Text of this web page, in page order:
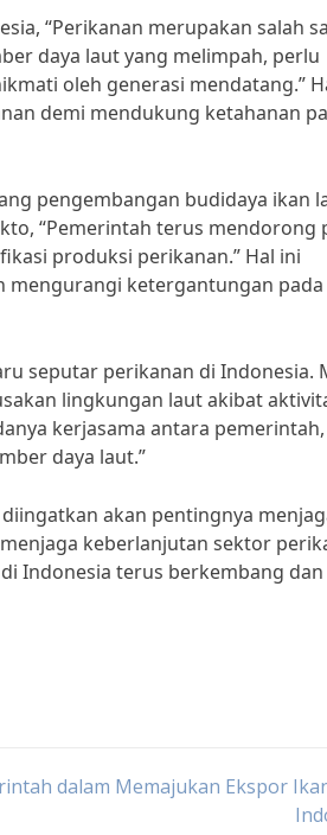
“Perikanan merupakan salah
daya laut yang melimpah, perlu
oleh generasi mendatang.”
demi mendukung ketahanan
pengembangan budidaya ikan
“Pemerintah terus mendorong
produksi perikanan.” Hal ini
mengurangi ketergantungan
seputar perikanan di Indonesia.
lingkungan laut akibat
kerjasama antara pemerintah,
daya laut.”
akan pentingnya
keberlanjutan sektor
Indonesia terus berkembang dan
dalam Memajukan Ekspor